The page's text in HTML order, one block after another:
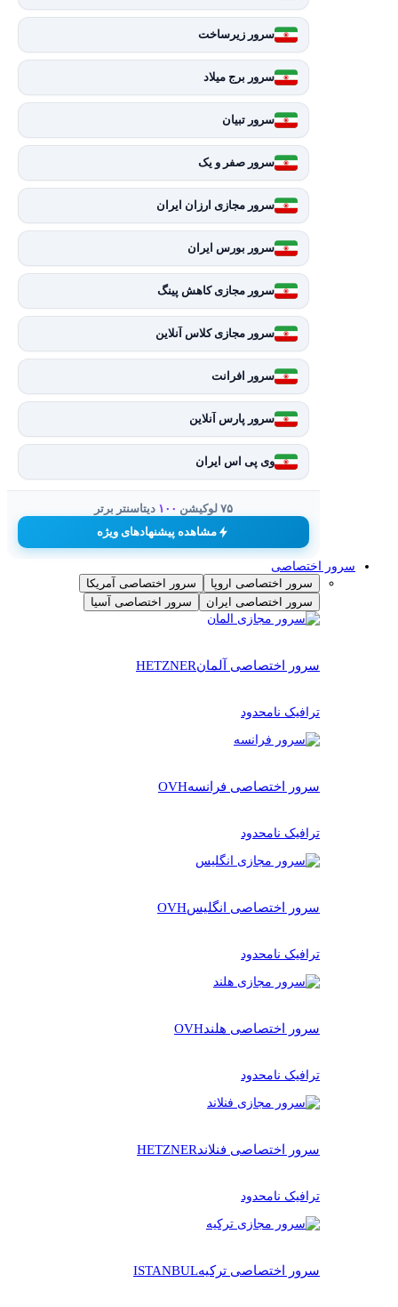
سرور زیرساخت
سرور برج میلاد
سرور تبیان
سرور صفر و یک
سرور مجازی ارزان ایران
سرور بورس ایران
سرور مجازی کاهش پینگ
سرور مجازی کلاس آنلاین
سرور افرانت
سرور پارس آنلاین
وی پی اس ایران
۷۵ لوکیشن ۱۰۰ دیتاسنتر برتر
مشاهده پیشنهادهای ویژه
سرور اختصاصی
سرور اختصاصی اروپا
سرور اختصاصی آمریکا
سرور اختصاصی ایران
سرور اختصاصی آسیا
سرور اختصاصی آلمانHETZNER
ترافیک نامحدود
سرور اختصاصی فرانسهOVH
ترافیک نامحدود
سرور اختصاصی انگلیسOVH
ترافیک نامحدود
سرور اختصاصی هلندOVH
ترافیک نامحدود
سرور اختصاصی فنلاندHETZNER
ترافیک نامحدود
سرور اختصاصی ترکیهISTANBUL